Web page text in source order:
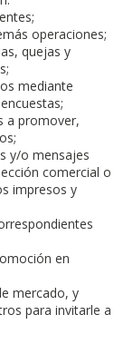
operaciones;
quejas y
mediante
a promover,
y/o mensajes
comercial o
impresos y
en
mercado, y
para invitarle a